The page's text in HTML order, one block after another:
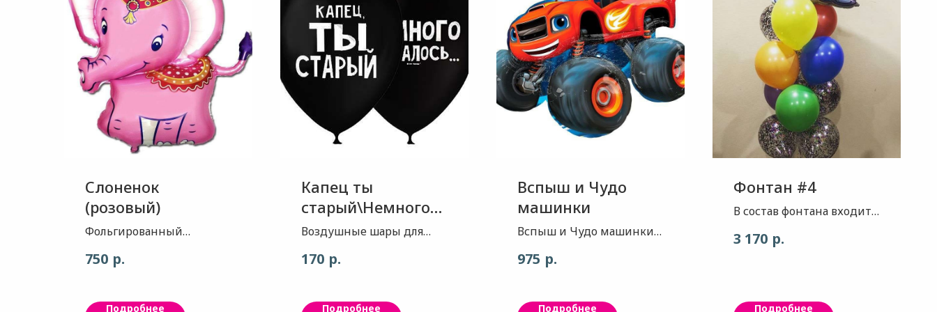
Слоненок
(розовый)
Фольгированный
прекрасно подходит для
праздников, а также
750 р.
Подробнее
Капец ты
старый\Немного
осталось...
Воздушные шары для
юмора.
170 р.
Подробнее
Вспыш и Чудо
машинки
Вспыш и Чудо машинки
мальчишки! Прекрасно
оформления детских
975 р.
Подробнее
Фонтан #4
В состав фонтана входит:
ассорти( можно на выбор)
3 170 р.
Подробнее